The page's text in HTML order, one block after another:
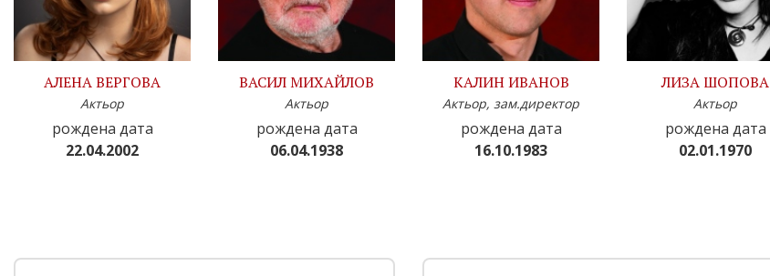
АЛЕНА ВЕРГОВА
Актьор
рождена дата
22.04.2002
ВАСИЛ МИХАЙЛОВ
Актьор
рождена дата
06.04.1938
КАЛИН ИВАНОВ
Актьор, зам.директор
рождена дата
16.10.1983
ЛИЗА ШОПОВА
Актьор
рождена дата
02.01.1970